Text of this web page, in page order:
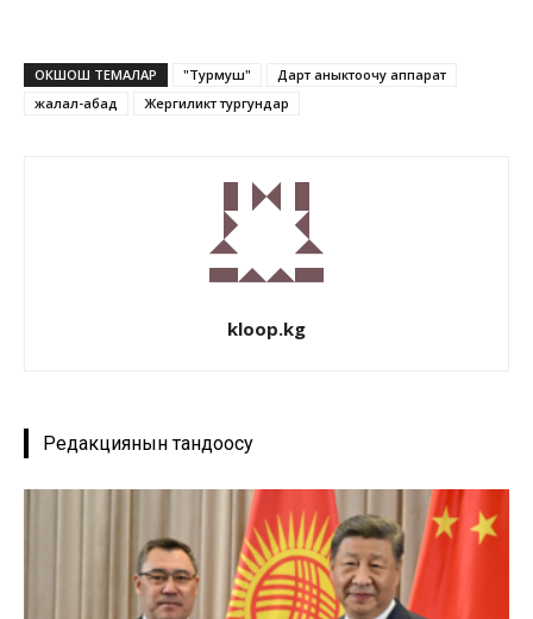
ОКШОШ ТЕМАЛАР "Турмуш"
Дарт аныктоочу аппарат
жалал-абад
Жергиликтүү тургундар
kloop.kg
Редакциянын тандоосу